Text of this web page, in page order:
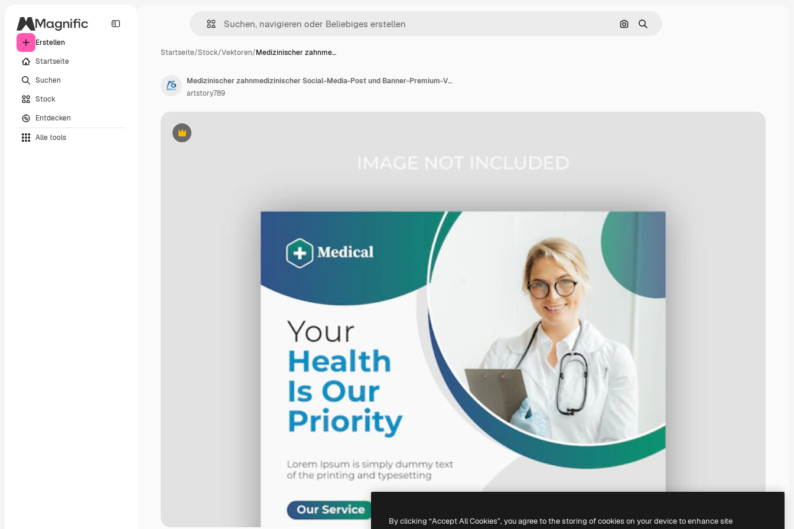
Erstellen
Startseite
Suchen
Stock
Entdecken
Alle tools
Nach Bild suchen
Suchen
Startseite/Stock/Vektoren/Medizinischer zahnme…
Premium
Medizinischer zahnmedizinischer Social-Media-Post und Banner-Premium-Vektor
artstory789
By clicking “Accept All Cookies”, you agree to the storing of cookies on your device to enhance site